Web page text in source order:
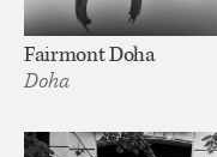
Fairmont Doha
Doha